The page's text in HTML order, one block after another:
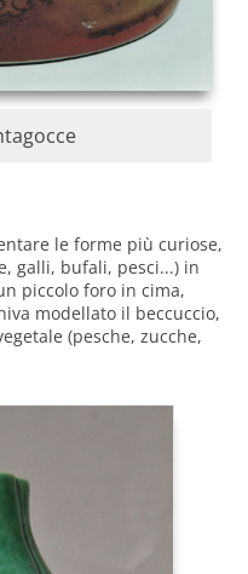
le forme più curiose,
galli, bufali, pesci...) in
piccolo foro in cima,
modellato il beccuccio,
(pesche, zucche,